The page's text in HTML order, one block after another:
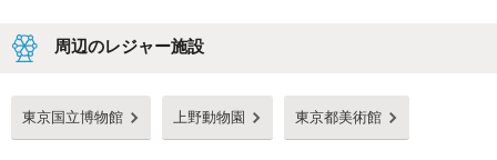
周辺のレジャー施設
東京国立博物館 上野動物園 東京都美術館